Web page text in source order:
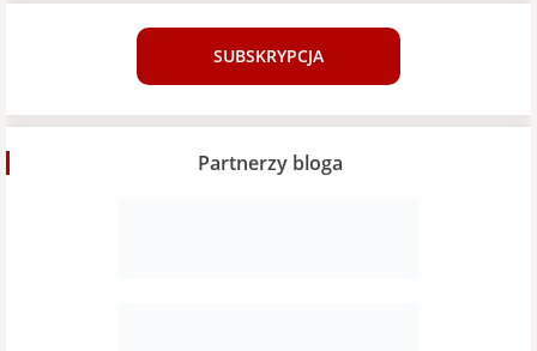
SUBSKRYPCJA
Partnerzy bloga